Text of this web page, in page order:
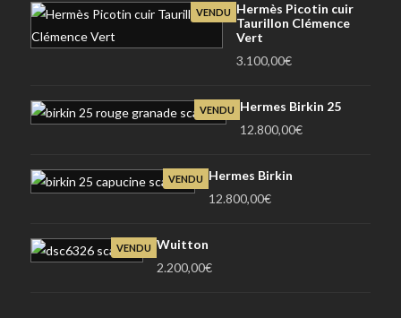
VENDU
Hermès Picotin cuir
Taurillon Clémence
Vert
3.100,00€
VENDU
Hermes Birkin 25
12.800,00€
VENDU
Hermes Birkin
12.800,00€
VENDU Wuitton
2.200,00€